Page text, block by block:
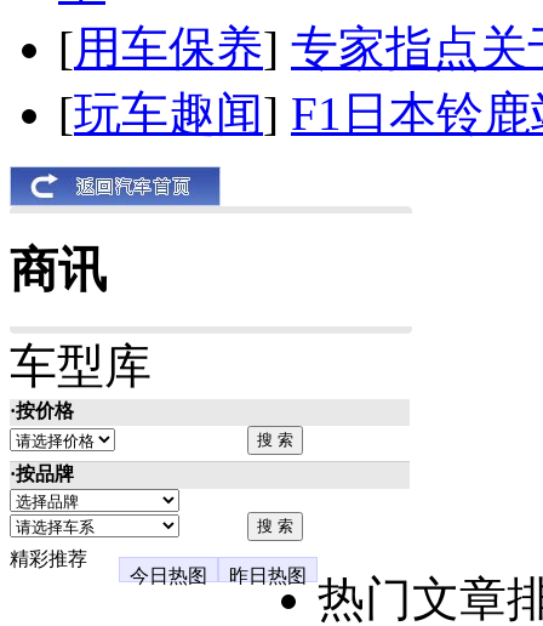
[用车保养] 专家指点关
[玩车趣闻] F1日本铃
商讯
车型库
·按价格
·按品牌
精彩推荐
今日热图
昨日热图
热门文章